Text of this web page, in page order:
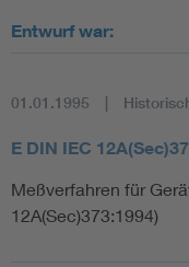
Entwurf war:
01.01.1995
E DIN IEC
Meßverfahren für
12A(Sec)373:1994)